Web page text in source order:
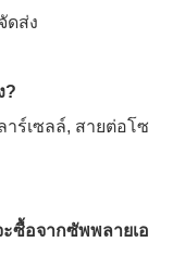
ดส่ง
?
ซื้อจากซัพพลายเอ